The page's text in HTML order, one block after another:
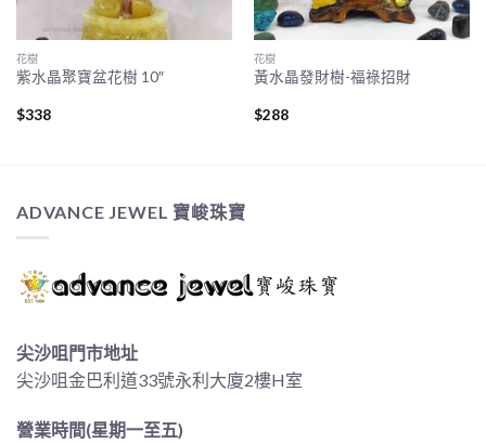
花樹
紫水晶聚寶盆花樹 10″
$338
花樹
黃水晶發財樹-福祿招財
$288
ADVANCE JEWEL 寶峻珠寶
尖沙咀門市地址
尖沙咀金巴利道33號永利大廈2樓H室
營業時間(星期一至五)